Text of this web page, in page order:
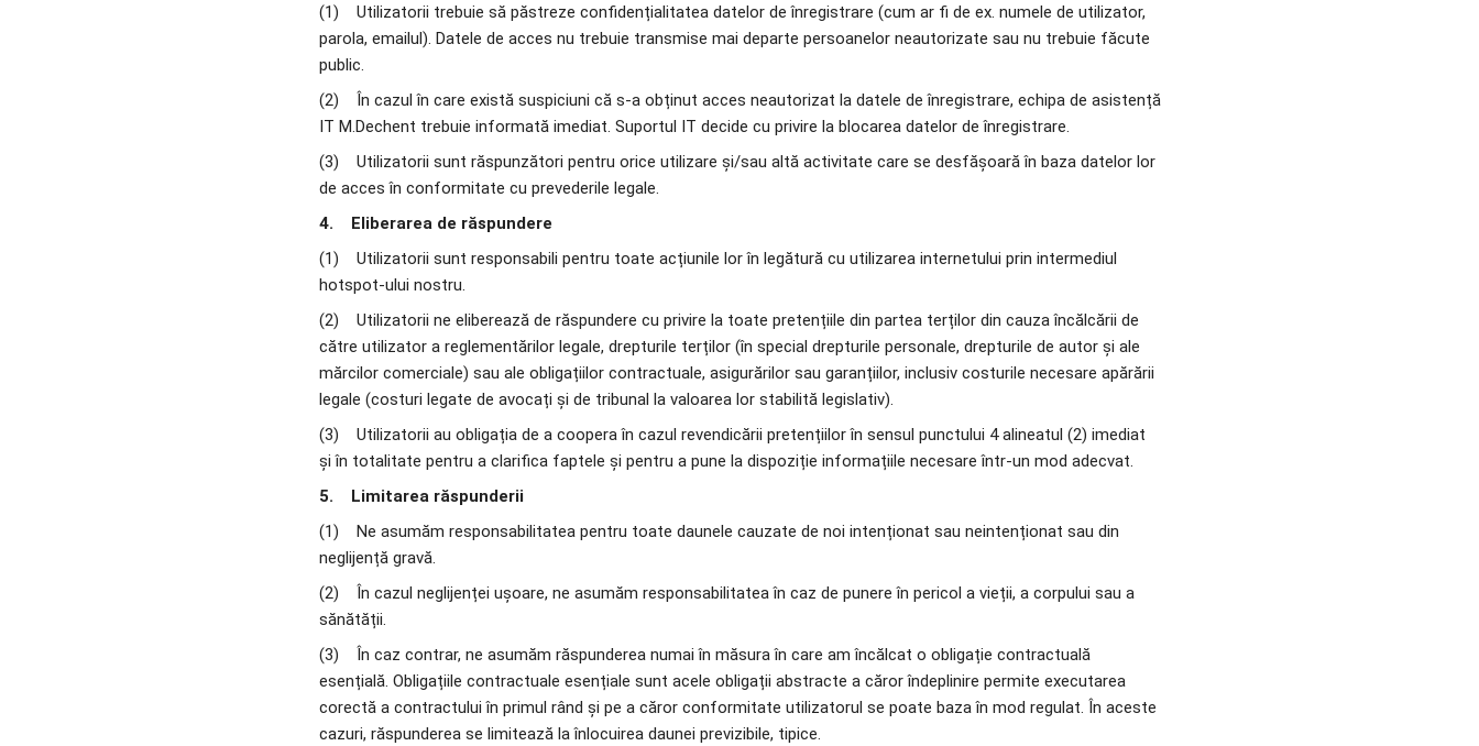
(1)    Utilizatorii trebuie să păstreze confidențialitatea datelor de înregistrare (cum ar fi de ex. numele de utilizator,
parola, emailul). Datele de acces nu trebuie transmise mai departe persoanelor neautorizate sau nu trebuie făcute
public.
(2)    În cazul în care există suspiciuni că s-a obținut acces neautorizat la datele de înregistrare, echipa de asistență
IT M.Dechent trebuie informată imediat. Suportul IT decide cu privire la blocarea datelor de înregistrare.
(3)    Utilizatorii sunt răspunzători pentru orice utilizare și/sau altă activitate care se desfășoară în baza datelor lor
de acces în conformitate cu prevederile legale.
4.    Eliberarea de răspundere
(1)    Utilizatorii sunt responsabili pentru toate acțiunile lor în legătură cu utilizarea internetului prin intermediul
hotspot-ului nostru.
(2)    Utilizatorii ne eliberează de răspundere cu privire la toate pretențiile din partea terților din cauza încălcării de
către utilizator a reglementărilor legale, drepturile terților (în special drepturile personale, drepturile de autor și ale
mărcilor comerciale) sau ale obligațiilor contractuale, asigurărilor sau garanțiilor, inclusiv costurile necesare apărării
legale (costuri legate de avocați și de tribunal la valoarea lor stabilită legislativ).
(3)    Utilizatorii au obligația de a coopera în cazul revendicării pretențiilor în sensul punctului 4 alineatul (2) imediat
și în totalitate pentru a clarifica faptele și pentru a pune la dispoziție informațiile necesare într-un mod adecvat.
5.    Limitarea răspunderii
(1)    Ne asumăm responsabilitatea pentru toate daunele cauzate de noi intenționat sau neintenționat sau din
neglijență gravă.
(2)    În cazul neglijenței ușoare, ne asumăm responsabilitatea în caz de punere în pericol a vieții, a corpului sau a
sănătății.
(3)    În caz contrar, ne asumăm răspunderea numai în măsura în care am încălcat o obligație contractuală
esențială. Obligațiile contractuale esențiale sunt acele obligații abstracte a căror îndeplinire permite executarea
corectă a contractului în primul rând și pe a căror conformitate utilizatorul se poate baza în mod regulat. În aceste
cazuri, răspunderea se limitează la înlocuirea daunei previzibile, tipice.